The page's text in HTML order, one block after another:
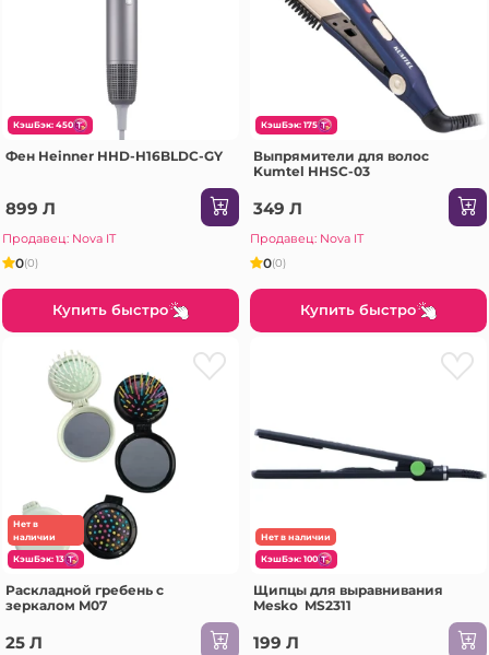
КэшБэк: 450
Фен Heinner HHD-H16BLDC-GY
899 Л
Продавец: Nova IT
0(0)
Купить быстро
КэшБэк: 175
Выпрямители для волос
Kumtel HHSC-03
349 Л
Продавец: Nova IT
0(0)
Купить быстро
Нет в
наличии
КэшБэк: 13
Раскладной гребень с
зеркалом M07
25 Л
Нет в наличии
КэшБэк: 100
Щипцы для выравнивания
Mesko MS2311
199 Л